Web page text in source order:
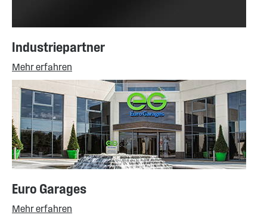
Industriepartner
Mehr erfahren
Euro Garages
Mehr erfahren